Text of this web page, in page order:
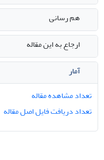
هم رسانی
ارجاع به این مقاله
آمار
تعداد مشاهده مقاله
تعداد دریافت فایل اصل مقاله